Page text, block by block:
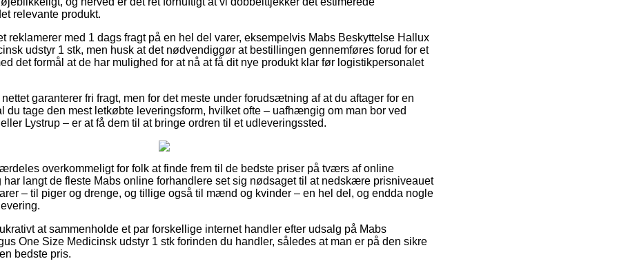
relevante produkt.
reklamerer med 1 dags fragt på en hel del varer, eksempelvis Mabs Beskyttelse Hallux
udstyr 1 stk, men husk at det nødvendiggør at bestillingen gennemføres forud for et
det formål at de har mulighed for at nå at få dit nye produkt klar før logistikpersonalet
garanterer fri fragt, men for det meste under forudsætning af at du aftager for en
du tage den mest letkøbte leveringsform, hvilket ofte – uafhængig om man bor ved
Lystrup – er at få dem til at bringe ordren til et udleveringssted.
overkommeligt for folk at finde frem til de bedste priser på tværs af online
langt de fleste Mabs online forhandlere set sig nødsaget til at nedskære prisniveauet
– til piger og drenge, og tillige også til mænd og kvinder – en hel del, og endda nogle
at sammenholde et par forskellige internet handler efter udsalg på Mabs
One Size Medicinsk udstyr 1 stk forinden du handler, således at man er på den sikre
bedste pris.